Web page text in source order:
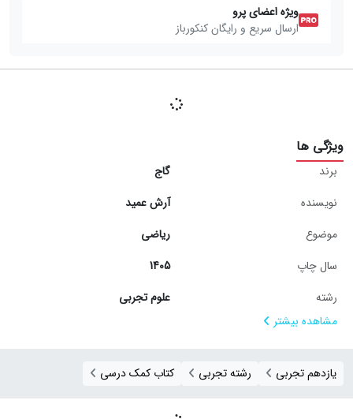
ویژه اعضای پرو
ارسال سریع و رایگان کنکورباز
ویژگی ها
برند
گاج
نویسنده
آرش عمید
موضوع
ریاضی
سال چاپ
1405
رشته
علوم تجربی
مشاهده بیشتر
یازدهم تجربی رشته تجربی کتاب کمک درسی